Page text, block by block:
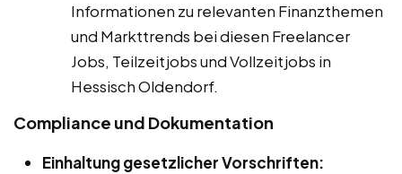
Informationen zu relevanten Finanzthemen
und Markttrends bei diesen Freelancer
Jobs, Teilzeitjobs und Vollzeitjobs in
Hessisch Oldendorf.
Compliance und Dokumentation
Einhaltung gesetzlicher Vorschriften: